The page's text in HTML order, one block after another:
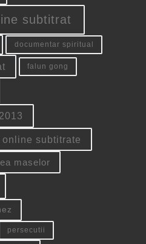
subtitrat
documentar spiritual
falun gong
online subtitrate
maselor
persecutii